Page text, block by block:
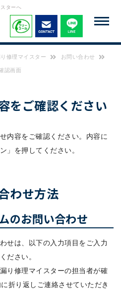
ターへ
修理マイスター お問い合わせ
認画面
をご確認ください
内容をご確認ください。内容に
」を押してください。
わせ方法
のお問い合わせ
せは、以下の入力項目をご入力
ださい。
り修理マイスターの担当者が確
折り返しご連絡させていただき